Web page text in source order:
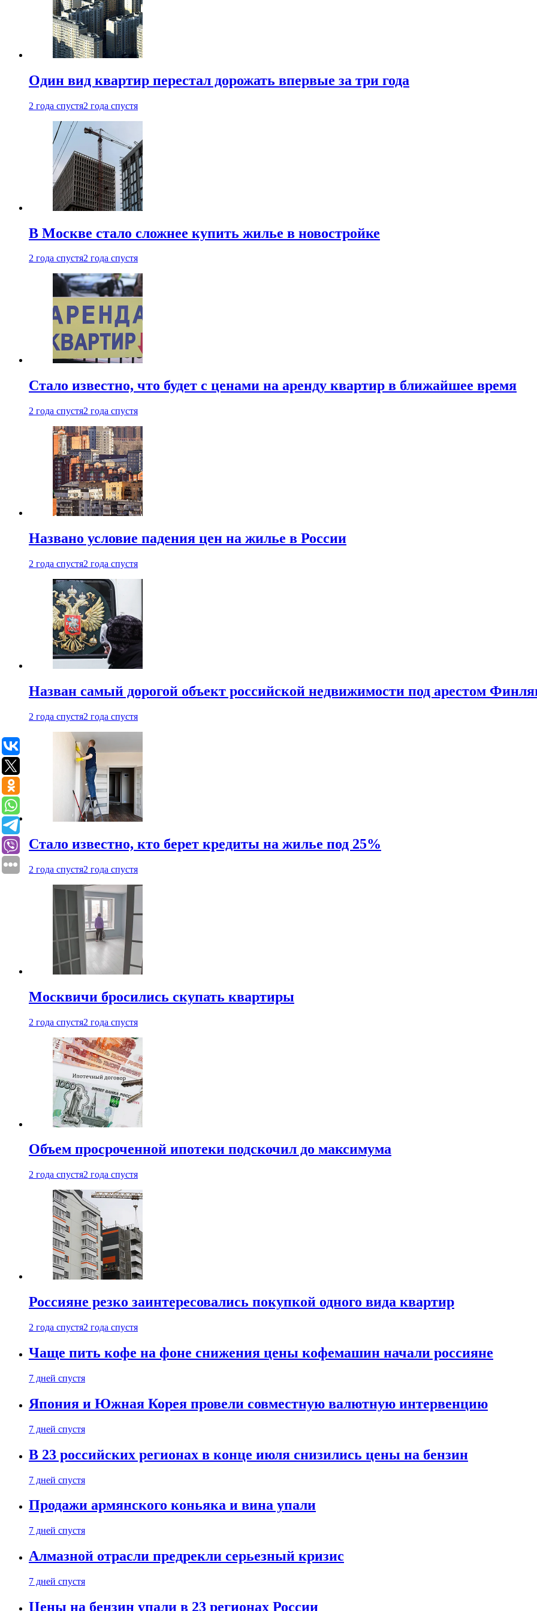
Один вид квартир перестал дорожать впервые за три года
2 года спустя2 года спустя
В Москве стало сложнее купить жилье в новостройке
2 года спустя2 года спустя
Стало известно, что будет с ценами на аренду квартир в ближайшее время
2 года спустя2 года спустя
Названо условие падения цен на жилье в России
2 года спустя2 года спустя
Назван самый дорогой объект российской недвижимости под арестом
2 года спустя2 года спустя
Стало известно, кто берет кредиты на жилье под 25%
2 года спустя2 года спустя
Москвичи бросились скупать квартиры
2 года спустя2 года спустя
Объем просроченной ипотеки подскочил до максимума
2 года спустя2 года спустя
Россияне резко заинтересовались покупкой одного вида квартир
2 года спустя2 года спустя
Чаще пить кофе на фоне снижения цены кофемашин начали россияне
7 дней спустя
Япония и Южная Корея провели совместную валютную интервенцию
7 дней спустя
В 23 российских регионах в конце июля снизились цены на бензин
7 дней спустя
Продажи армянского коньяка и вина упали
7 дней спустя
Алмазной отрасли предрекли серьезный кризис
7 дней спустя
Цены на бензин упали в 23 регионах России